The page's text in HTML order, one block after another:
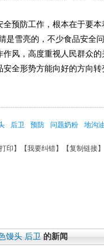
防工作，根本在于要本
是雪亮的，不少食品安全
作风，高度重视人民群众
全形势方能向好的方向转
后卫 预防 问题奶粉 地沟油
打印 】【我要纠错】【复制链接
馒头 后卫 的新闻